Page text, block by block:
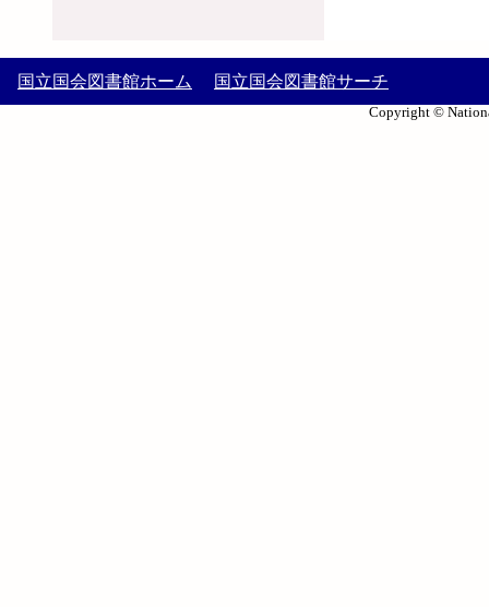
国立国会図書館ホーム 国立国会図書館サーチ
Copyright ©